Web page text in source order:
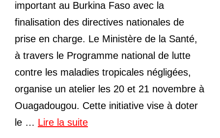
important au Burkina Faso avec la
finalisation des directives nationales de
prise en charge. Le Ministère de la Santé,
à travers le Programme national de lutte
contre les maladies tropicales négligées,
organise un atelier les 20 et 21 novembre à
Ouagadougou. Cette initiative vise à doter
le … Lire la suite